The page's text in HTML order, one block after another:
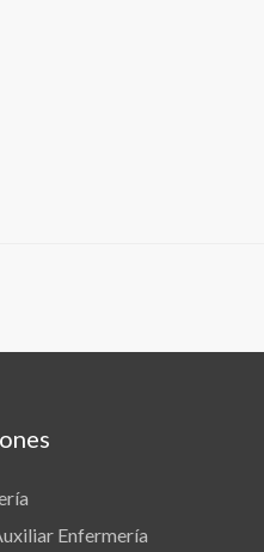
Enfermería